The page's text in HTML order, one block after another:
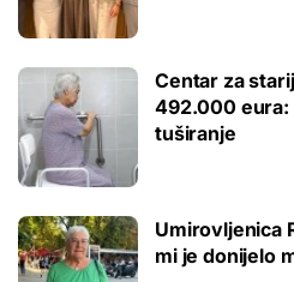
Centar za
492.000 eura:
tuširanje
Umirovljenica
mi je donijelo